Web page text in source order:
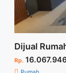
Rp.